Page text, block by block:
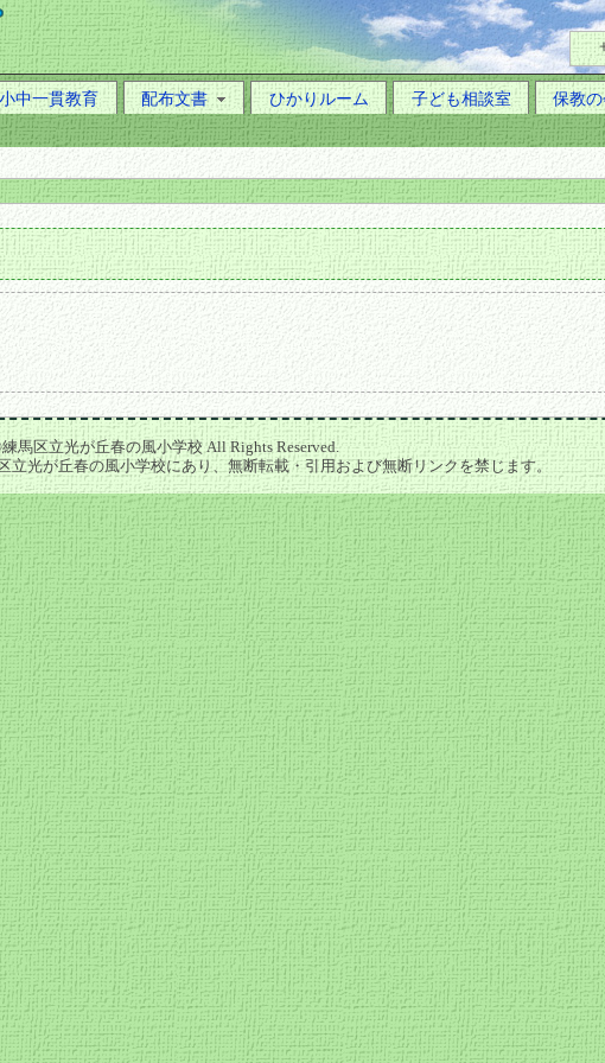
小中一貫教育 配布文書 ひかりルーム 子ども相談室 保教
馬区立光が丘春の風小学校 All Rights Reserved.
光が丘春の風小学校にあり、無断転載・引用および無断リンクを禁じます。